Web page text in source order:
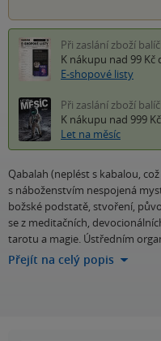
Při zaslání zboží
K nákupu nad 99 Kč
E-shopové listy
Při zaslání zboží
K nákupu nad 999 Kč
Let na měsíc
Qabalah (neplést s kabalou,
s náboženstvím nespojená
božské podstatě, stvoření,
se z meditačních,
tarotu a magie. Ústředním
Přejít na celý popis